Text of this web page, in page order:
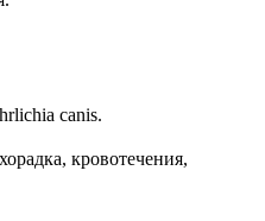
canis.
кровотечения,